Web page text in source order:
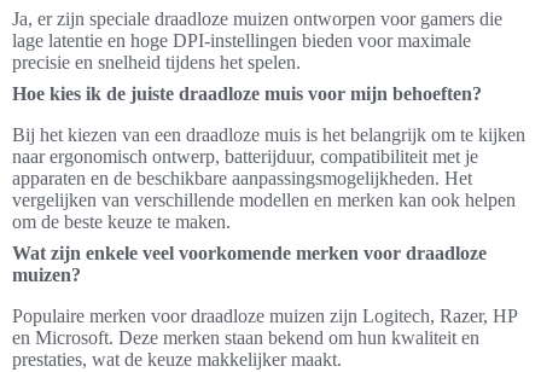
Ja, er zijn speciale draadloze muizen ontworpen voor gamers die
lage latentie en hoge DPI-instellingen bieden voor maximale
precisie en snelheid tijdens het spelen.
Hoe kies ik de juiste draadloze muis voor mijn behoeften?
Bij het kiezen van een draadloze muis is het belangrijk om te kijken
naar ergonomisch ontwerp, batterijduur, compatibiliteit met je
apparaten en de beschikbare aanpassingsmogelijkheden. Het
vergelijken van verschillende modellen en merken kan ook helpen
om de beste keuze te maken.
Wat zijn enkele veel voorkomende merken voor draadloze
muizen?
Populaire merken voor draadloze muizen zijn Logitech, Razer, HP
en Microsoft. Deze merken staan bekend om hun kwaliteit en
prestaties, wat de keuze makkelijker maakt.